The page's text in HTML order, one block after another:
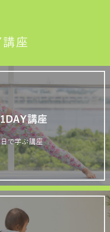
座
講座
で学ぶ講座